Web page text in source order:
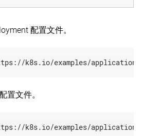
配置文件。
k8s.io/examples/
置文件。
k8s.io/examples/